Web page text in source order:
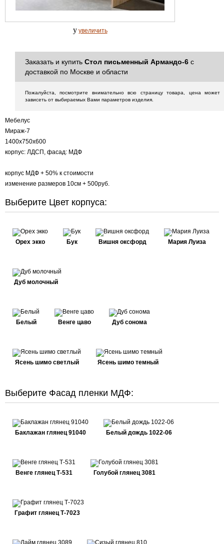
y увеличить
Заказать и купить Стол письменный Армандо-6 с
доставкой по Москве и области
Пожалуйста, посмотрите внимательно всю страницу товара, цена может
зависеть от выбираемых Вами параметров изделия.
Мебелус
Мираж-7
1400х750х600
корпус: ЛДСП, фасад: МДФ
корпус МДФ + 50% к стоимости
изменение размеров 10см + 500руб.
Выберите Цвет корпуса:
Орех экко Бук Вишня оксфорд Мария Луиза
Дуб молочный
Белый Венге цаво Дуб сонома
Ясень шимо светлый Ясень шимо темный
Выберите Фасад пленки МДФ:
Баклажан глянец 91040 Белый дождь 1022-06
Венге глянец Т-531 Голубой глянец 3081
Графит глянец Т-7023